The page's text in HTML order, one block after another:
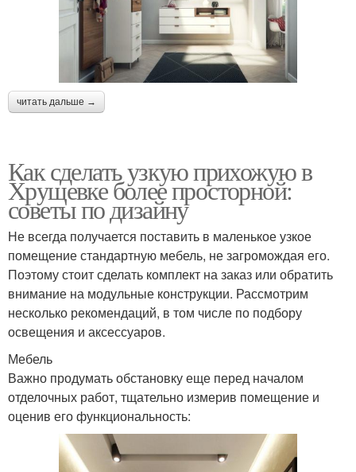
читать дальше →
Как сделать узкую прихожую в
Хрущевке более просторной:
советы по дизайну
Не всегда получается поставить в маленькое узкое
помещение стандартную мебель, не загромождая его.
Поэтому стоит сделать комплект на заказ или обратить
внимание на модульные конструкции. Рассмотрим
несколько рекомендаций, в том числе по подбору
освещения и аксессуаров.
Мебель
Важно продумать обстановку еще перед началом
отделочных работ, тщательно измерив помещение и
оценив его функциональность: